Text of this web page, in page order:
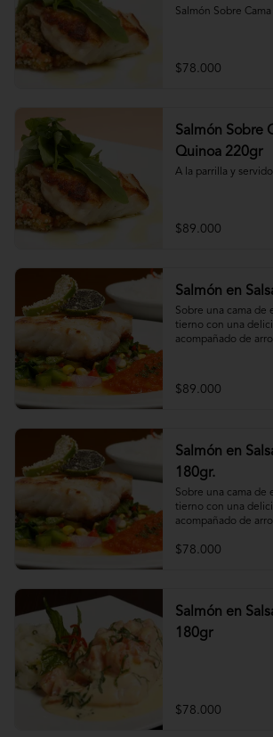
Salmón Sobre
$78.000
Salmón Sobre
Quinoa 220gr
A la parrilla y
$89.000
Salmón en
Sobre una cama de
tierno con una
acompañado de
$89.000
Salmón en
180gr.
Sobre una cama de
tierno con una
acompañado de
$78.000
Salmón en
180gr
$78.000